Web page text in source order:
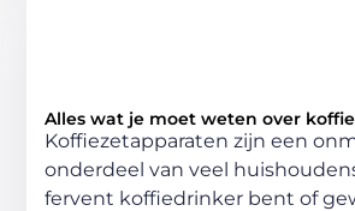
Alles wat je moet weten over
Koffiezetapparaten zijn een
onderdeel van veel
fervent koffiedrinker bent of